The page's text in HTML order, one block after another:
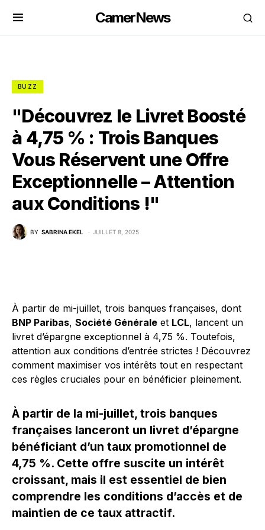
CamerNews
BUZZ
"Découvrez le Livret Boosté
à 4,75 % : Trois Banques
Vous Réservent une Offre
Exceptionnelle – Attention
aux Conditions !"
BY SABRINA EKEL JUILLET 8, 2025
À partir de mi-juillet, trois banques françaises, dont
BNP Paribas, Société Générale et LCL, lancent un
livret d’épargne exceptionnel à 4,75 %. Toutefois,
attention aux conditions d’entrée strictes ! Découvrez
comment maximiser vos intérêts tout en respectant
ces règles cruciales pour en bénéficier pleinement.
À partir de la mi-juillet, trois banques
françaises lanceront un livret d’épargne
bénéficiant d’un taux promotionnel de
4,75 %. Cette offre suscite un intérêt
croissant, mais il est essentiel de bien
comprendre les conditions d’accès et de
maintien de ce taux attractif.